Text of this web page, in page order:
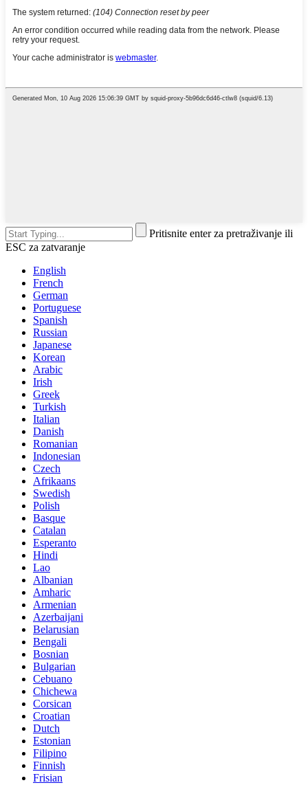
Pritisnite enter za pretraživanje ili
ESC za zatvaranje
English
French
German
Portuguese
Spanish
Russian
Japanese
Korean
Arabic
Irish
Greek
Turkish
Italian
Danish
Romanian
Indonesian
Czech
Afrikaans
Swedish
Polish
Basque
Catalan
Esperanto
Hindi
Lao
Albanian
Amharic
Armenian
Azerbaijani
Belarusian
Bengali
Bosnian
Bulgarian
Cebuano
Chichewa
Corsican
Croatian
Dutch
Estonian
Filipino
Finnish
Frisian